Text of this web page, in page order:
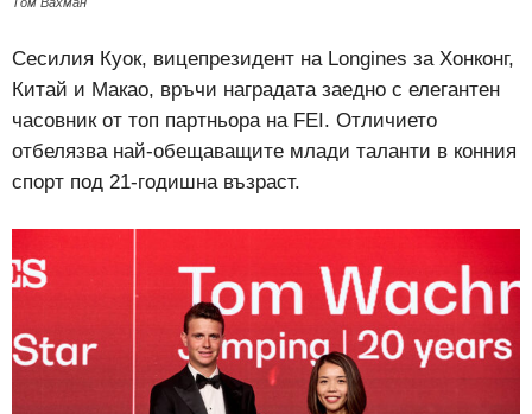
Сесилия Куок, вицепрезидент на Longines за Хонконг,
Китай и Макао, връчи наградата заедно с елегантен
часовник от топ партньора на FEI. Отличието
отбелязва най-обещаващите млади таланти в конния
спорт под 21-годишна възраст.